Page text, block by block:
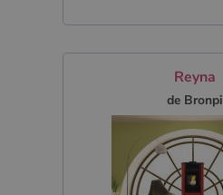
Reyna
de Bronpi